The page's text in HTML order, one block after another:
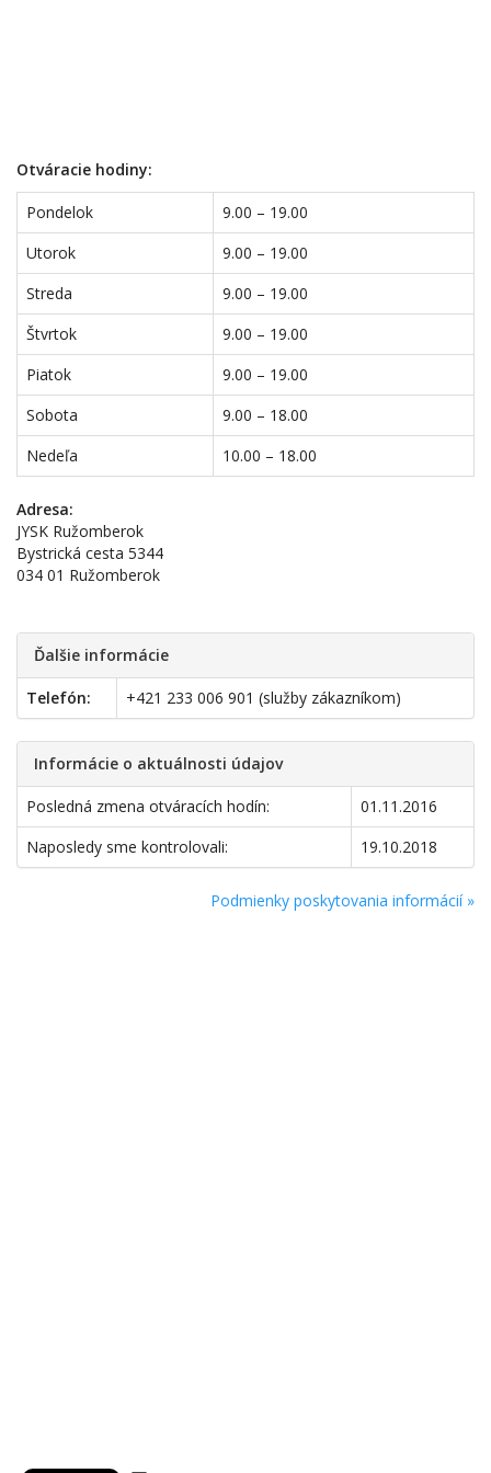
Otváracie hodiny:
Pondelok
9.00 – 19.00
Utorok
9.00 – 19.00
Streda
9.00 – 19.00
Štvrtok
9.00 – 19.00
Piatok
9.00 – 19.00
Sobota
9.00 – 18.00
Nedeľa
10.00 – 18.00
Adresa:
JYSK Ružomberok
Bystrická cesta 5344
034 01 Ružomberok
Ďalšie informácie
Telefón: +421 233 006 901 (služby zákazníkom)
Informácie o aktuálnosti údajov
Posledná zmena otváracích hodín:
01.11.2016
Naposledy sme kontrolovali:
19.10.2018
Podmienky poskytovania informácií »